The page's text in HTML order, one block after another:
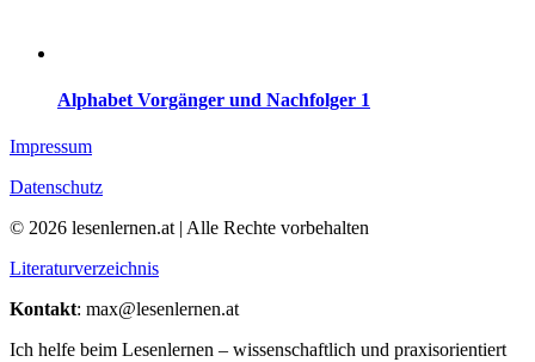
Alphabet Vorgänger und Nachfolger 1
Impressum
Datenschutz
© 2026 lesenlernen.at | Alle Rechte vorbehalten
Literaturverzeichnis
Kontakt: max@lesenlernen.at
Ich helfe beim Lesenlernen – wissenschaftlich und praxisorientiert